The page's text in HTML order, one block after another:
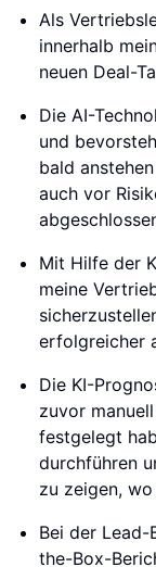
Als
innerhalb
neuen Deal-
Die AI-
und
bald
auch vor
Mit Hilfe der
meine
erfolgreicher
Die KI-
zuvor
festgelegt
durchführen
zu zeigen,
Bei der
the-Box-